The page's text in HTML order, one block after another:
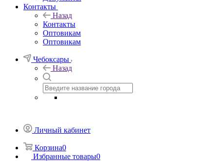
Контакты
Назад
Контакты
Оптовикам
Оптовикам
Чебоксары
Назад
Личный кабинет
Корзина0
Избранные товары0